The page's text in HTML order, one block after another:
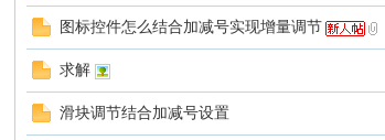
图标控件怎么结合加减号实现增量调节
求解
滑块调节结合加减号设置